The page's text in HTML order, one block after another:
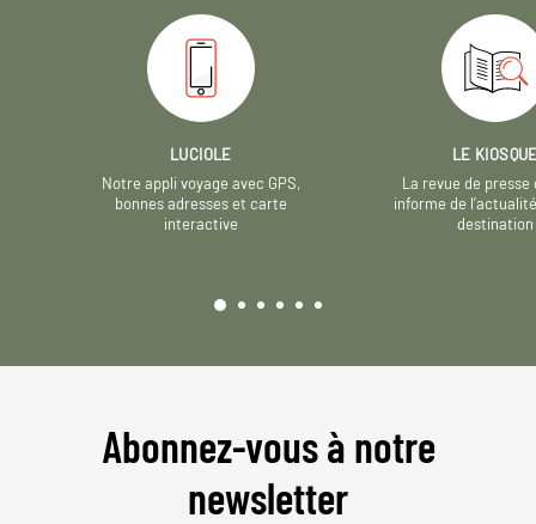
LUCIOLE
Notre appli voyage avec GPS,
bonnes adresses et carte
interactive
LE
La revue de presse
informe de
destination
Abonnez-vous à notre
newsletter